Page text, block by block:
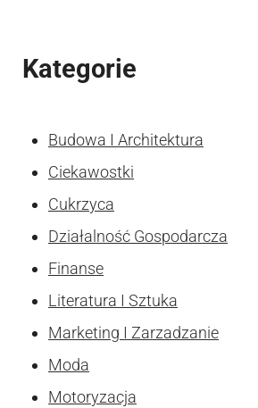
Kategorie
Budowa I Architektura
Ciekawostki
Cukrzyca
Działalność Gospodarcza
Finanse
Literatura I Sztuka
Marketing I Zarzadzanie
Moda
Motoryzacja